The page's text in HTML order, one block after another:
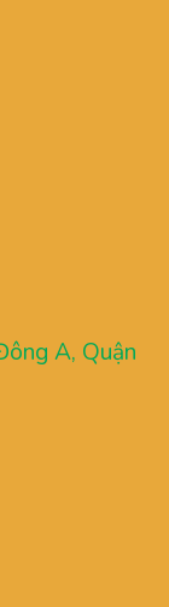
A, Quận